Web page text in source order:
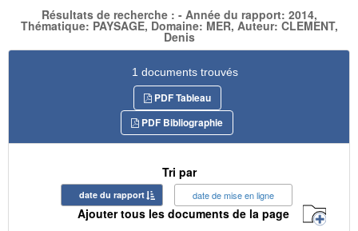
Résultats de recherche : - Année du rapport: 2014,
Thématique: PAYSAGE, Domaine: MER, Auteur: CLEMENT,
Denis
1 documents trouvés
PDF Tableau
PDF Bibliographie
Tri par
date du rapport date de mise en ligne
Ajouter tous les documents de la page